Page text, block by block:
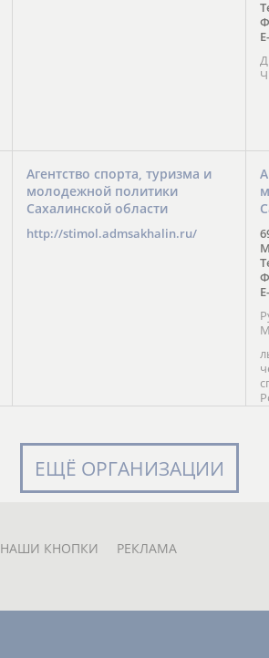
Агентство спорта, туризма и
молодежной политики
Сахалинской области
http://stimol.admsakhalin.ru/
ЕЩЁ ОРГАНИЗАЦИИ
НАШИ КНОПКИ РЕКЛАМА